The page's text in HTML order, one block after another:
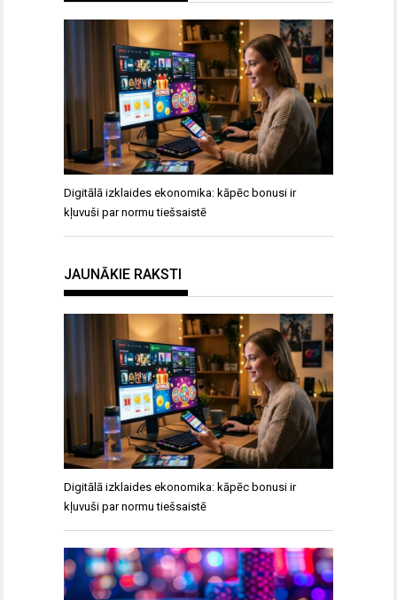
Digitālā izklaides ekonomika: kāpēc bonusi ir
kļuvuši par normu tiešsaistē
JAUNĀKIE RAKSTI
Digitālā izklaides ekonomika: kāpēc bonusi ir
kļuvuši par normu tiešsaistē